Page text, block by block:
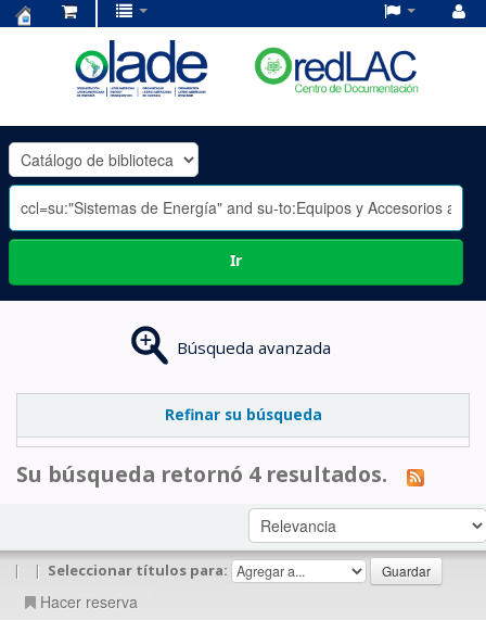
OLADE
-
Ir
Búsqueda avanzada
Refinar su búsqueda
Su búsqueda retornó 4 resultados.
| | Seleccionar títulos para:
Hacer reserva